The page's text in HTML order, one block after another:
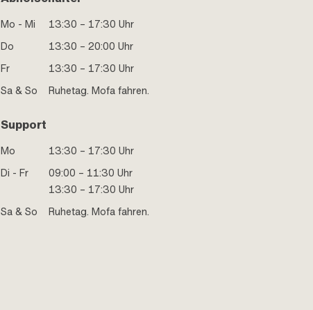
Mo - Mi
13:30 – 17:30 Uhr
Do
13:30 – 20:00 Uhr
Fr
13:30 – 17:30 Uhr
Sa & So
Ruhetag. Mofa fahren.
Support
Mo
13:30 – 17:30 Uhr
Di - Fr
09:00 – 11:30 Uhr
13:30 – 17:30 Uhr
Sa & So
Ruhetag. Mofa fahren.